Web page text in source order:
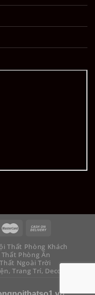
Thất Phòng Khách
Phòng Ăn
Ngoài Trời
Trang Trí, Decor